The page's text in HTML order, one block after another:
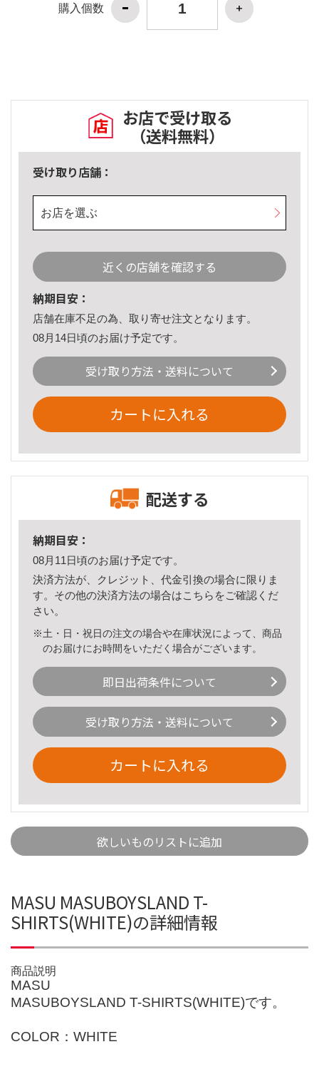
購入個数
お店で受け取る
（送料無料）
受け取り店舗：
お店を選ぶ
近くの店舗を確認する
納期目安：
店舗在庫不足の為、取り寄せ注文となります。
08月14日頃のお届け予定です。
受け取り方法・送料について
カートに入れる
配送する
納期目安：
08月11日頃のお届け予定です。
決済方法が、クレジット、代金引換の場合に限りま
す。その他の決済方法の場合はこちら をご確認くだ
さい。
※土・日・祝日の注文の場合や在庫状況によって、商品
のお届けにお時間をいただく場合がございます。
即日出荷条件について
受け取り方法・送料について
カートに入れる
欲しいものリストに追加
MASU MASUBOYSLAND T-
SHIRTS(WHITE)の詳細情報
商品説明
MASU
MASUBOYSLAND T-SHIRTS(WHITE)です。
COLOR：WHITE